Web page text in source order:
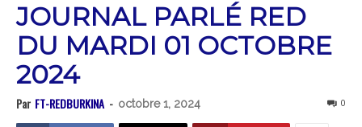
JOURNAL PARLÉ RED
DU MARDI 01 OCTOBRE
2024
Par FT-REDBURKINA - octobre 1, 2024 0